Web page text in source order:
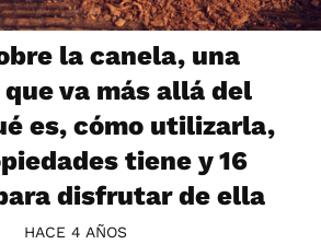
la canela, una
va más allá del
es, cómo utilizarla,
tiene y 16
disfrutar de ella
HACE 4 AÑOS